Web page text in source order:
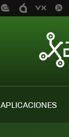
APLICACIONES